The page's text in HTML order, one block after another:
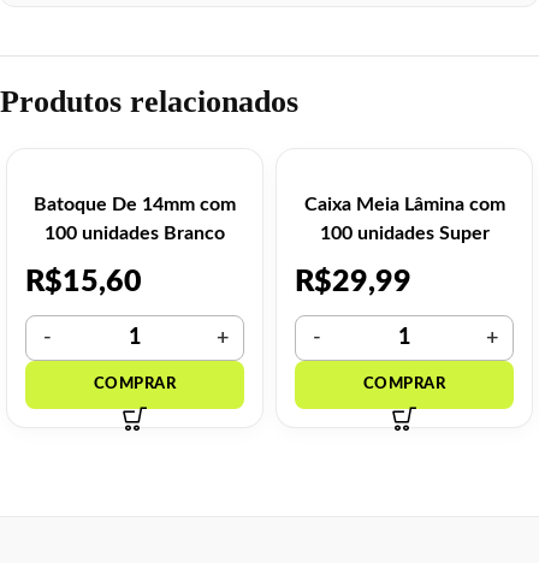
Produtos relacionados
Batoque De 14mm com
100 unidades Branco
R$15,60
Caixa Meia Lâmina com
100 unidades Super
R$29,99